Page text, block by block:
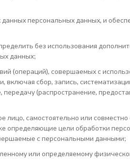
персональных данных, и
без использования
данных;
(операций), совершаемых с
включая сбор, запись,
(распространение,
самостоятельно или совместно
определяющие цели обработки
с персональными данными;
или определяемому